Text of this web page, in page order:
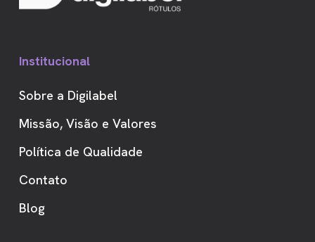
Institucional
Sobre a Digilabel
Missão, Visão e Valores
Política de Qualidade
Contato
Blog